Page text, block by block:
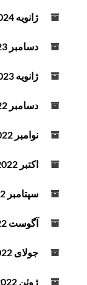
ژانویه 2024
دسامبر 2023
ژانویه 2023
دسامبر 2022
نوامبر 2022
اکتبر 2022
سپتامبر 2022
آگوست 2022
جولای 2022
ژوئن 2022